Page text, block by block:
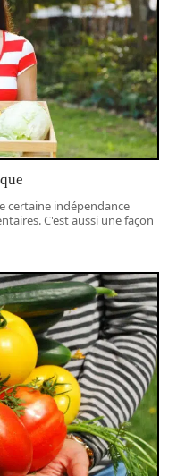
certaine indépendance
C'est aussi une façon